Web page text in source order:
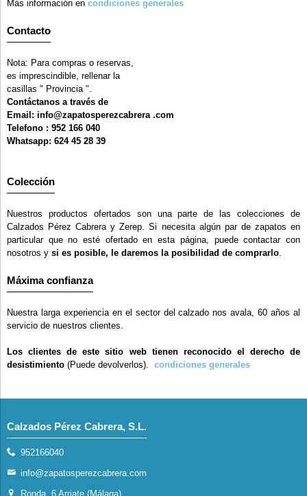
Más información en condiciones generales
Contacto
Nota: Para compras o reservas,
es imprescindible, rellenar la
casillas " Provincia ".
Contáctanos a través de
Email: info@zapatosperezcabrera .com
Telefono : 952 166 040
Whatsapp: 624 45 28 39
Colección
Nuestros productos ofertados son una parte de las colecciones de
Calzados Pérez Cabrera y Zerep. Si necesita algún par de zapatos en
particular que no esté ofertado en esta página, puede contactar con
nosotros y si es posible, le daremos la posibilidad de comprarlo.
Máxima confianza
Nuestra larga experiencia en el sector del calzado nos avala, 60 años al
servicio de nuestros clientes.
Los clientes de este sitio web tienen reconocido el derecho de
desistimiento (Puede devolverlos). condiciones generales
Calzados Pérez Cabrera, S.L.
952166040
info@zapatosperezcabrera.com
Ronda, 6 Arriate (Málaga)